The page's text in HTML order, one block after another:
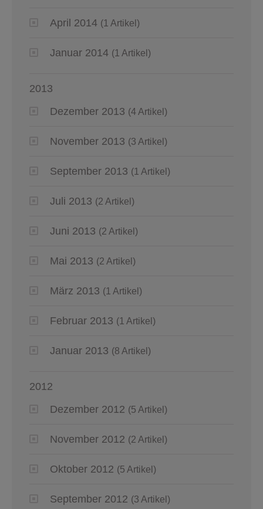
April 2014 (1 Artikel)
Januar 2014 (1 Artikel)
2013
Dezember 2013 (4 Artikel)
November 2013 (3 Artikel)
September 2013 (1 Artikel)
Juli 2013 (2 Artikel)
Juni 2013 (2 Artikel)
Mai 2013 (2 Artikel)
März 2013 (1 Artikel)
Februar 2013 (1 Artikel)
Januar 2013 (8 Artikel)
2012
Dezember 2012 (5 Artikel)
November 2012 (2 Artikel)
Oktober 2012 (5 Artikel)
September 2012 (3 Artikel)